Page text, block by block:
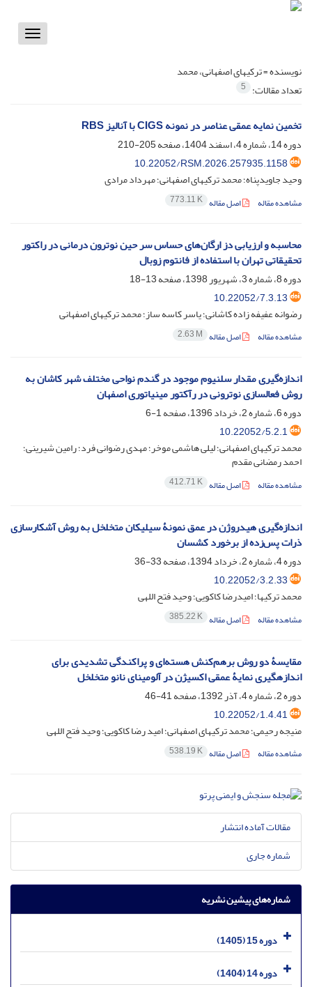
Toggle
نویسنده =ترکیهای اصفهانی، محمد
تعداد مقالات: 5
تخمین نمایه عمقی عناصر در نمونه CIGS با آنالیز RBS
دوره 14، شماره 4، اسفند 1404، صفحه
205-210
10.22052/RSM.2026.257935.1158
وحید جاویدپناه؛ محمد ترکیهای اصفهانی؛ مهرداد مرادی
مشاهده مقاله اصل مقاله 773.11 K
محاسبه و ارزیابی دز ارگان‌های حساس سر حین نوترون درمانی در راکتور
تحقیقاتی تهران با استفاده از فانتوم زوبال
دوره 8، شماره 3، شهریور 1398، صفحه
13-18
10.22052/7.3.13
رضوانه عفیفه زاده کاشانی؛ یاسر کاسه ساز؛ محمد ترکیهای اصفهانی
مشاهده مقاله اصل مقاله 2.63 M
اندازه‌گیری مقدار سلنیوم موجود در گندم نواحی مختلف شهر کاشان به
روش فعالسازی نوترونی در رآکتور مینیاتوری اصفهان
دوره 6، شماره 2، خرداد 1396، صفحه
1-6
10.22052/5.2.1
محمد ترکیهای اصفهانی؛ لیلی هاشمی موخر؛ مهدی رضوانی فرد؛ رامین شیرینی؛
احمد رمضانی مقدم
مشاهده مقاله اصل مقاله 412.71 K
اندازه‌گیری هیدروژن در عمق نمونۀ سیلیکان متخلخل به روش آشکارسازی
ذرات پس‌زده از برخورد کشسان
دوره 4، شماره 2، خرداد 1394، صفحه
33-36
10.22052/3.2.33
محمد ترکیها؛ امیدرضا کاکویی؛ وحید فتح اللهی
مشاهده مقاله اصل مقاله 385.22 K
مقایسۀ دو روش برهم‌کنش هسته‌ای و پراکندگی تشدیدی برای
اندازه‏گیری نمایۀ عمقی اکسیژن در آلومینای نانو متخلخل
دوره 2، شماره 4، آذر 1392، صفحه
41-46
10.22052/1.4.41
منیجه رحیمی؛ محمد ترکیهای اصفهانی؛ امید رضا کاکویی؛ وحید فتح اللهی
مشاهده مقاله اصل مقاله 538.19 K
مقالات آماده انتشار
شماره جاری
شماره‌های پیشین نشریه
دوره 15 (1405)
دوره 14 (1404)